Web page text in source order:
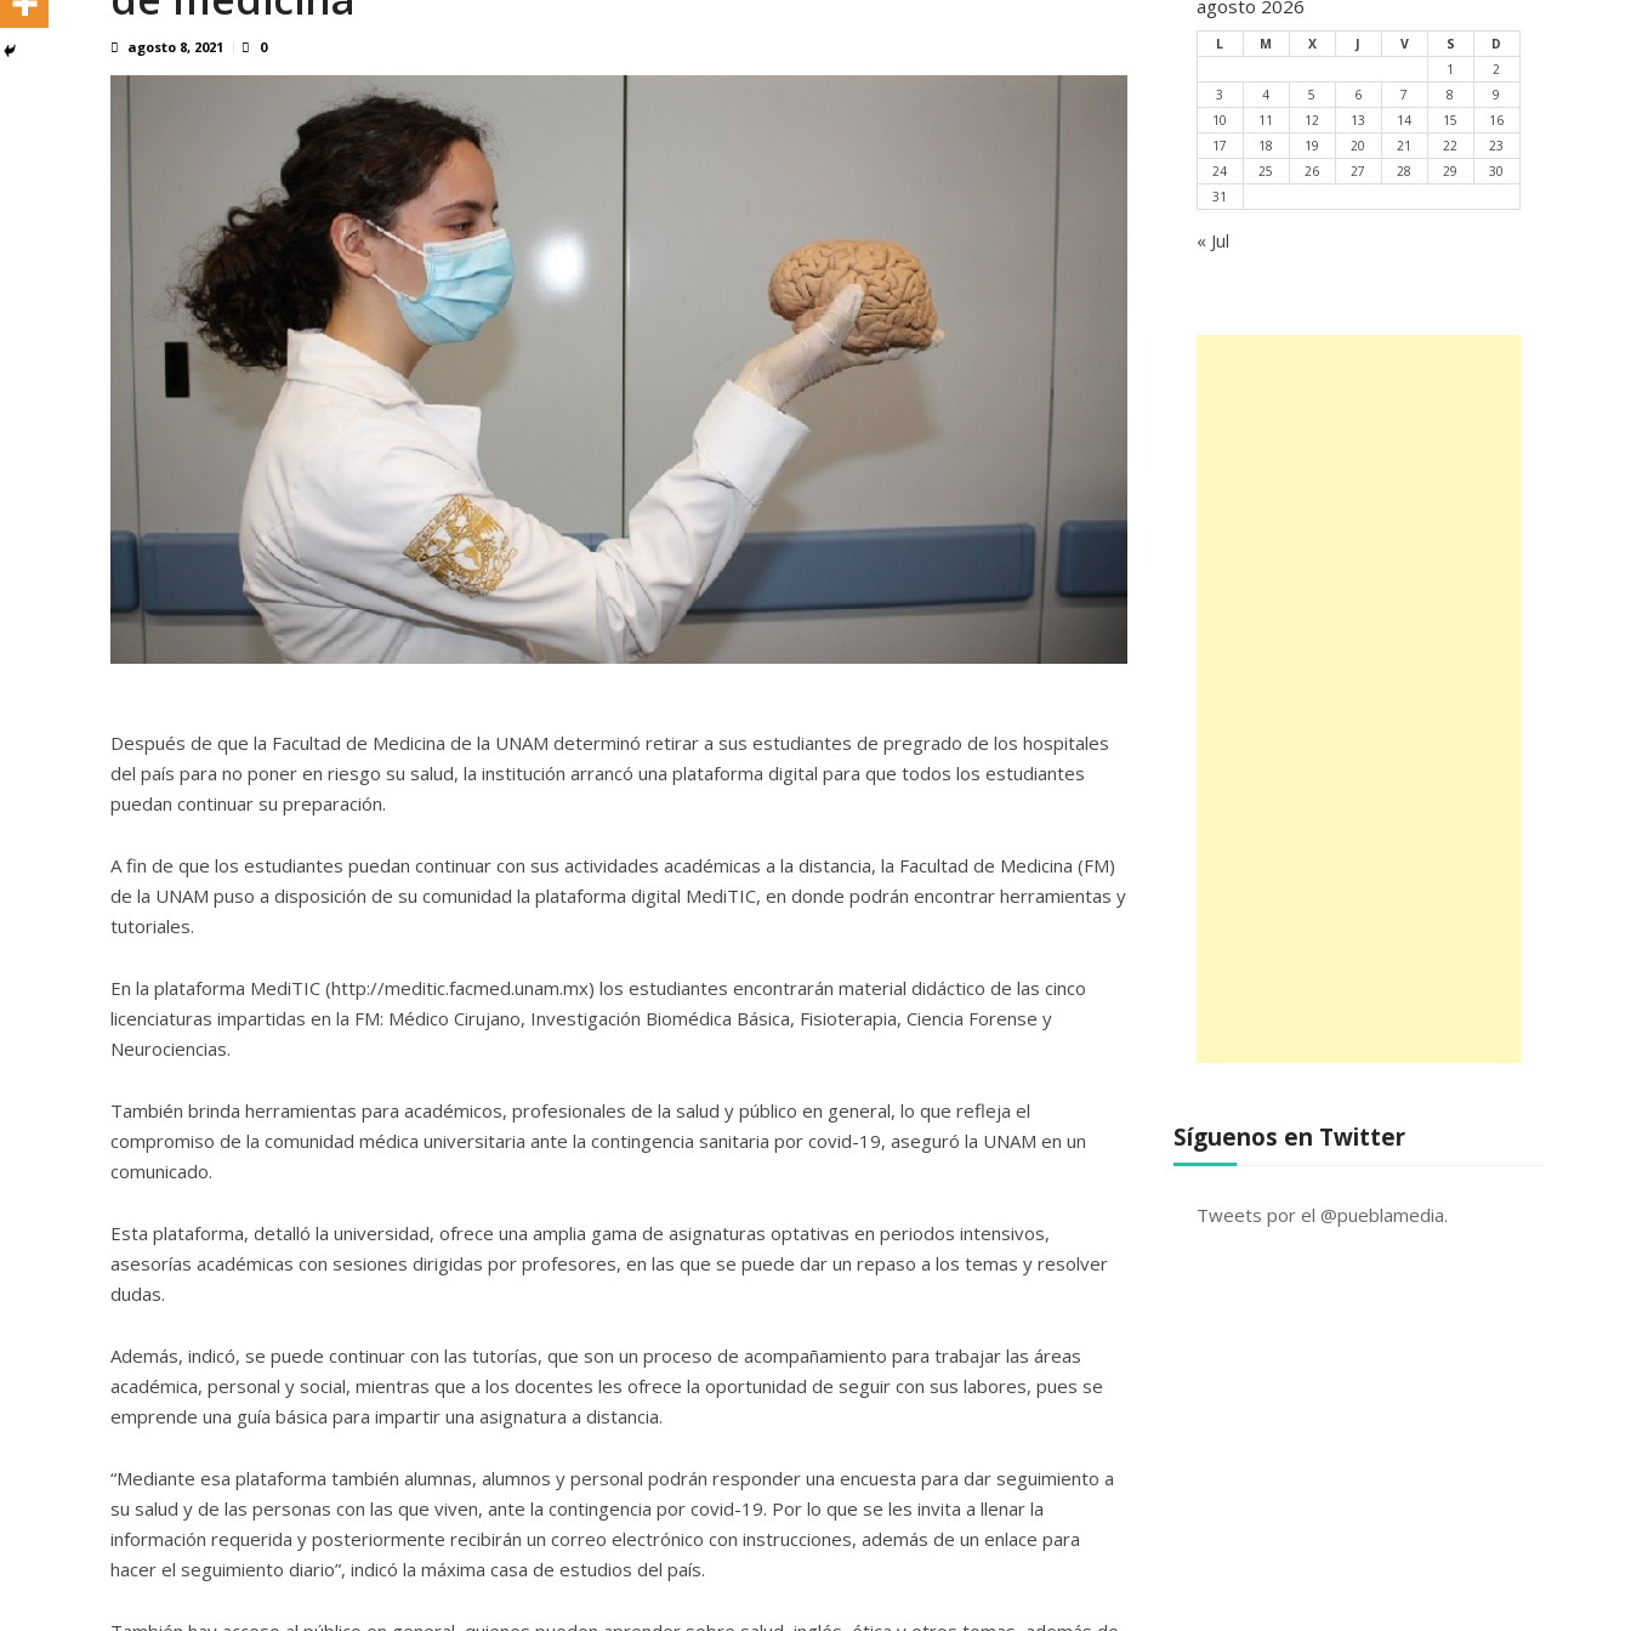
agosto 8, 2021 0
Después de que la Facultad de Medicina de la UNAM determinó retirar a sus estudiantes de pregrado de los hospitales
del país para no poner en riesgo su salud, la institución arrancó una plataforma digital para que todos los estudiantes
puedan continuar su preparación.
A fin de que los estudiantes puedan continuar con sus actividades académicas a la distancia, la Facultad de Medicina (FM)
de la UNAM puso a disposición de su comunidad la plataforma digital MediTIC, en donde podrán encontrar herramientas y
tutoriales.
En la plataforma MediTIC (http://meditic.facmed.unam.mx) los estudiantes encontrarán material didáctico de las cinco
licenciaturas impartidas en la FM: Médico Cirujano, Investigación Biomédica Básica, Fisioterapia, Ciencia Forense y
Neurociencias.
También brinda herramientas para académicos, profesionales de la salud y público en general, lo que refleja el
compromiso de la comunidad médica universitaria ante la contingencia sanitaria por covid-19, aseguró la UNAM en un
comunicado.
Esta plataforma, detalló la universidad, ofrece una amplia gama de asignaturas optativas en periodos intensivos,
asesorías académicas con sesiones dirigidas por profesores, en las que se puede dar un repaso a los temas y resolver
dudas.
Además, indicó, se puede continuar con las tutorías, que son un proceso de acompañamiento para trabajar las áreas
académica, personal y social, mientras que a los docentes les ofrece la oportunidad de seguir con sus labores, pues se
emprende una guía básica para impartir una asignatura a distancia.
“Mediante esa plataforma también alumnas, alumnos y personal podrán responder una encuesta para dar seguimiento a
su salud y de las personas con las que viven, ante la contingencia por covid-19. Por lo que se les invita a llenar la
información requerida y posteriormente recibirán un correo electrónico con instrucciones, además de un enlace para
hacer el seguimiento diario”, indicó la máxima casa de estudios del país.
agosto 2026
L M X J V S
D
1
2
3
4 5 6 7 8
9
10
11 12 13 14 15
16
17
18 19 20 21 22
23
24
25 26 27 28 29
30
31
« Jul
Síguenos en Twitter
Tweets por el @pueblamedia.